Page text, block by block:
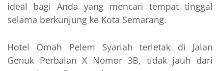
ideal bagi Anda yang mencari tempat tinggal
selama berkunjung ke Kota Semarang.
Hotel Omah Pelem Syariah terletak di Jalan
Genuk Perbalan X Nomor 3B, tidak jauh dari